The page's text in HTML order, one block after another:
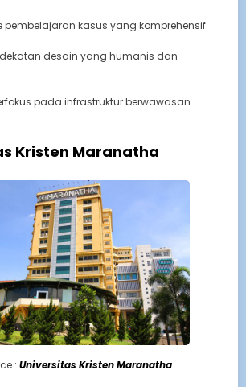
pembelajaran kasus yang komprehensif
desain yang humanis dan
pada infrastruktur berwawasan
Kristen Maranatha
: Universitas Kristen Maranatha